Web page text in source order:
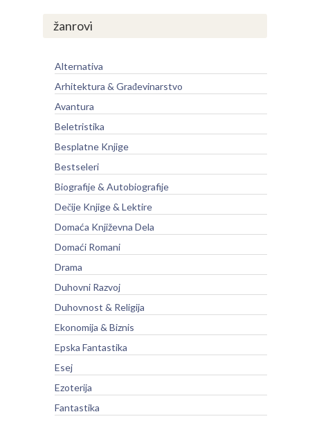
žanrovi
Alternativa
Arhitektura & Građevinarstvo
Avantura
Beletristika
Besplatne Knjige
Bestseleri
Biografije & Autobiografije
Dečije Knjige & Lektire
Domaća Književna Dela
Domaći Romani
Drama
Duhovni Razvoj
Duhovnost & Religija
Ekonomija & Biznis
Epska Fantastika
Esej
Ezoterija
Fantastika